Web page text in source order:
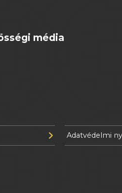
média
Adatvédelmi